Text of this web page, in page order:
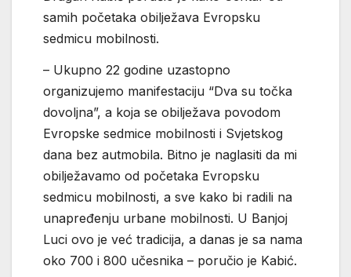
samih početaka obilježava Evropsku
sedmicu mobilnosti.
– Ukupno 22 godine uzastopno
organizujemo manifestaciju “Dva su točka
dovoljna”, a koja se obilježava povodom
Evropske sedmice mobilnosti i Svjetskog
dana bez autmobila. Bitno je naglasiti da mi
obilježavamo od početaka Evropsku
sedmicu mobilnosti, a sve kako bi radili na
unapređenju urbane mobilnosti. U Banjoj
Luci ovo je već tradicija, a danas je sa nama
oko 700 i 800 učesnika – poručio je Kabić.